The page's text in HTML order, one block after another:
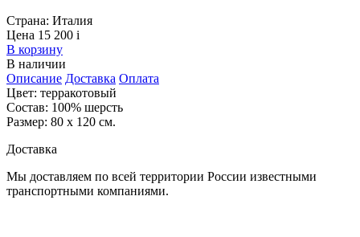
Страна: Италия
Цена 15 200 i
В корзину
В наличии
Описание Доставка Оплата
Цвет: терракотовый
Состав: 100% шерсть
Размер: 80 x 120 см.
Доставка
Мы доставляем по всей территории России известными
транспортными компаниями.